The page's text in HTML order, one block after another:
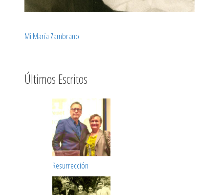
Mi María Zambrano
Últimos Escritos
Resurrección